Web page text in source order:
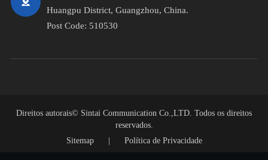
Huangpu District, Guangzhou, China.
Post Code: 510530
Direitos autorais© Sintai Communication Co.,LTD. Todos os direitos
reservados.
Sitemap
Política de Privacidade